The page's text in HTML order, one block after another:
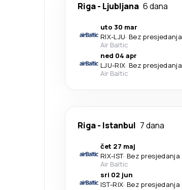
Riga- Ljubljana 6 dana
uto 30 mar
RIX-LJU· Bez presjedanja
Air Baltic
ned 04 apr
LJU-RIX· Bez presjedanja
Air Baltic
Riga- Istanbul 7 dana
čet 27 maj
RIX-IST· Bez presjedanja
Air Baltic
sri 02 jun
IST-RIX· Bez presjedanja